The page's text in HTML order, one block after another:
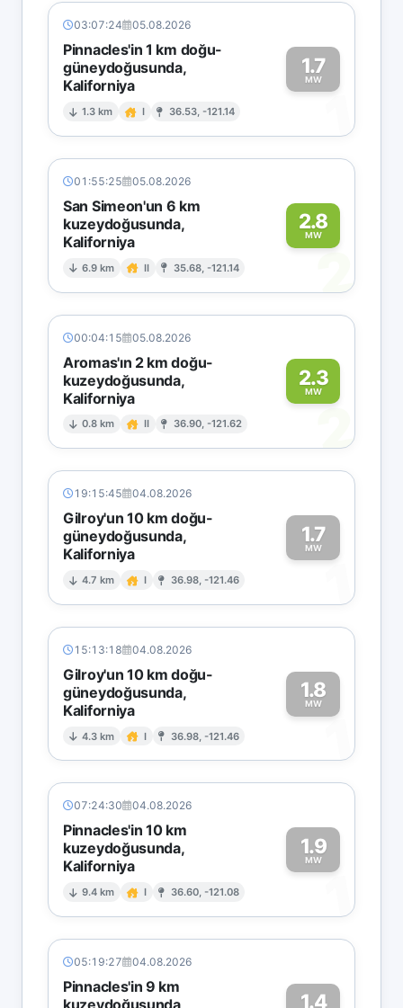
03:07:24 05.08.2026
Pinnacles'in 1 km doğu-
güneydoğusunda,
Kaliforniya
1.3 km I 36.53, -121.14
1.7
MW
1
01:55:25 05.08.2026
San Simeon'un 6 km
kuzeydoğusunda,
Kaliforniya
6.9 km II 35.68, -121.14
2.8
MW
2
00:04:15 05.08.2026
Aromas'ın 2 km doğu-
kuzeydoğusunda,
Kaliforniya
0.8 km II 36.90, -121.62
2.3
MW
2
19:15:45 04.08.2026
Gilroy'un 10 km doğu-
güneydoğusunda,
Kaliforniya
4.7 km I 36.98, -121.46
1.7
MW
1
15:13:18 04.08.2026
Gilroy'un 10 km doğu-
güneydoğusunda,
Kaliforniya
4.3 km I 36.98, -121.46
1.8
MW
1
07:24:30 04.08.2026
Pinnacles'in 10 km
kuzeydoğusunda,
Kaliforniya
9.4 km I 36.60, -121.08
1.9
MW
1
05:19:27 04.08.2026
Pinnacles'in 9 km
1.4